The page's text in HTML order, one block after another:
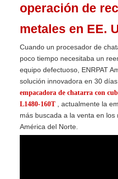
operación de
metales en EE.
Cuando un procesador de
poco tiempo necesitaba un
equipo defectuoso, ENRPAT
solución innovadora en 30
empacadora de chatarra con
L1480-160T
, actualmente la
más buscada a la venta en
América del Norte.